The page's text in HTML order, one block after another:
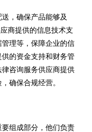
，确保产品能够及
商提供的信息技术支
理等，保障企业的信
的资金支持和财务管
咨询服务供应商提供
确保合规经营。
组成部分，他们负责